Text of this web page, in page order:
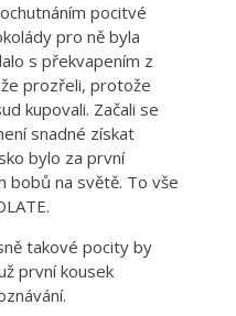
pocitvé
pro ně byla
s překvapením z
prozřeli, protože
kupovali. Začali se
snadné získat
bylo za první
bobů na světě. To vše
takové pocity by
první kousek